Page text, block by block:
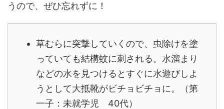
うので、ぜひ忘れずに！
草むらに突撃していくので、虫除けを塗
っていても結構蚊に刺される。水溜まり
などの水を見つけるとすぐに水遊びしよ
うとして大抵靴がビチョビチョに。（第
一子：未就学児 40代）